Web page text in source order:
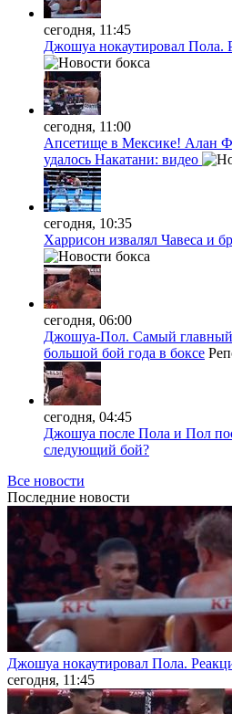
сегодня, 11:45
Джошуа нокаутировал Пола.
сегодня, 11:00
Апсетище в Мексике! Алан
удалось Накатани: видео
сегодня, 10:35
Харрисон извалял Чавеса и
сегодня, 06:00
Джошуа-Пол. Самый
большой бой года в боксе
сегодня, 04:45
Джошуа после Пола и Пол
следующий бой?
Все новости
Последние новости
Джошуа нокаутировал Пола.
сегодня, 11:45